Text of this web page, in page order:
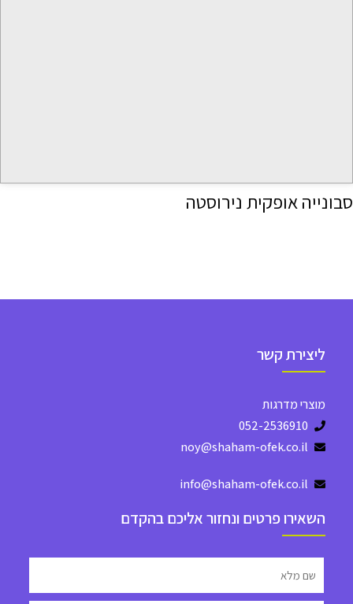
סבונייה אופקית נירוסטה
ליצירת קשר
מוצרי מדרגות
052-2536910
noy@shaham-ofek.co.il
info@shaham-ofek.co.il
השאירו פרטים ונחזור אליכם בהקדם